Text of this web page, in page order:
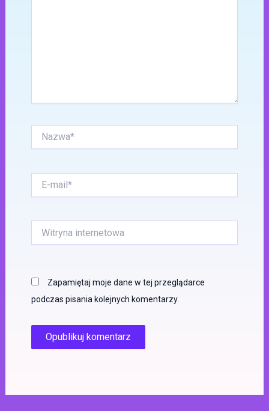
mail*
internetowa
Zapamiętaj moje dane w tej przeglądarce
podczas pisania kolejnych komentarzy.